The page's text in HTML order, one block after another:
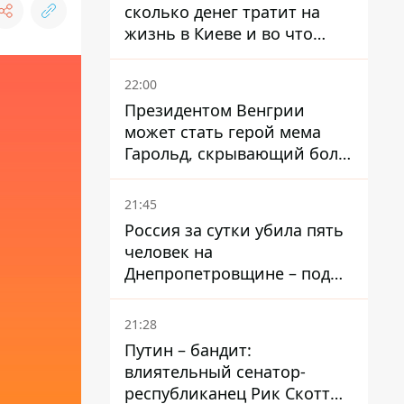
сколько денег тратит на
жизнь в Киеве и во что
вкладывает миллионы
22:00
Президентом Венгрии
может стать герой мема
Гарольд, скрывающий боль
– он возглавил народное
голосование
21:45
Россия за сутки убила пять
человек на
Днепропетровщине – под
ударами оказались пять
районов области
21:28
Путин – бандит:
влиятельный сенатор-
республиканец Рик Скотт